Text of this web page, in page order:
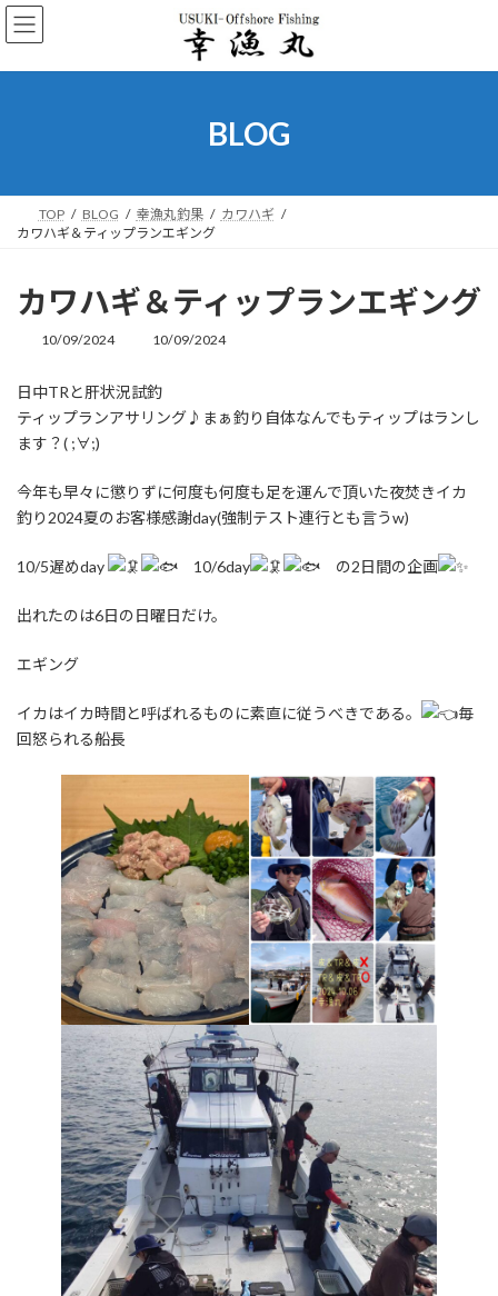
コ
ン
ン
ナ
ビ
ー
BLOG
TOP BLOG 幸漁丸釣果
カワハギ
カワハギ＆ティップランエギング
カワハギ＆ティップランエギング
10/09/2024
最
更
新
日
10/09/2024
日中TRと肝状況試釣
ティップランアサリング♪まぁ釣り自体なんでもティップはランし
ます？( ;∀;)
今年も早々に懲りずに何度も何度も足を運んで頂いた夜焚きイカ
釣り2024夏のお客様感謝day(強制テスト連行とも言うw)
10/5遅めday 10/6day の2日間の企画
出れたのは6日の日曜日だけ。
エギング
イカはイカ時間と呼ばれるものに素直に従うべきである。
毎
回怒られる船長